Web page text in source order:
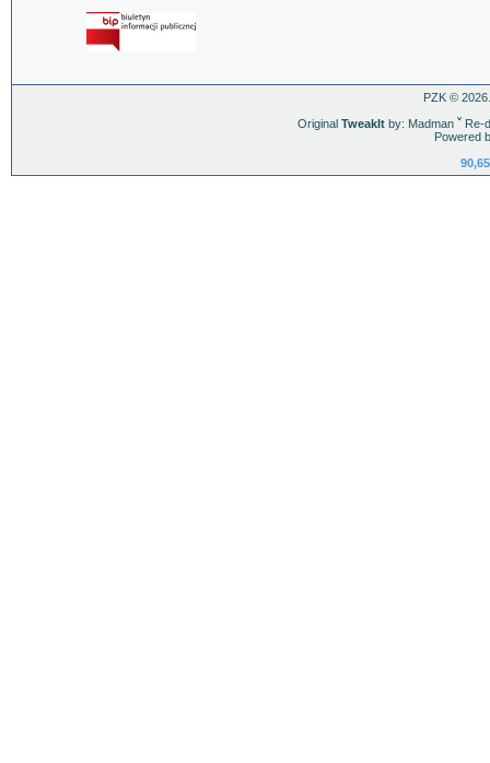
PZK ©
Original TweakItby: Madman ˇRe-
Powered